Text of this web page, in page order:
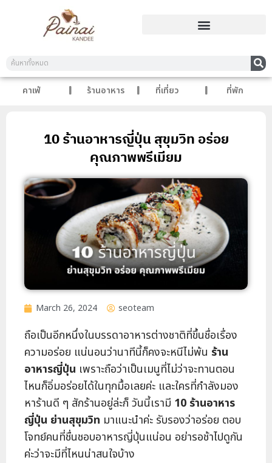
คาเฟ่ ร้านอาหาร ที่เที่ยว ที่พัก
10 ร้านอาหารญี่ปุ่น สุขุมวิท อร่อย
คุณภาพพรีเมียม
March 26, 2024 seoteam
ถือเป็นอีกหนึ่งในบรรดาอาหารต่างชาติที่ขึ้นชื่อเรื่อง
ความอร่อย แน่นอนว่านาทีนี้ก็คงจะหนีไม่พ้น ร้าน
อาหารญี่ปุ่น เพราะถือว่าเป็นเมนูที่ไม่ว่าจะทานตอน
ไหนก็อิ่มอร่อยได้ในทุกมื้อเลยค่ะ และใครที่กำลังมอง
หาร้านดี ๆ สักร้านอยู่ล่ะก็ วันนี้เรามี 10 ร้านอาหาร
ญี่ปุ่น ย่านสุขุมวิท มาแนะนำค่ะ รับรองว่าอร่อย ตอบ
โจทย์คนที่ชื่นชอบอาหารญี่ปุ่นแน่อน อย่ารอช้าไปดูกัน
ค่ะว่าจะมีที่ไหนน่าสนใจบ้าง